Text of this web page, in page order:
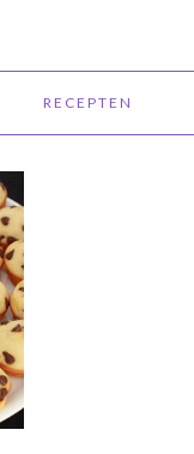
RECEPTEN